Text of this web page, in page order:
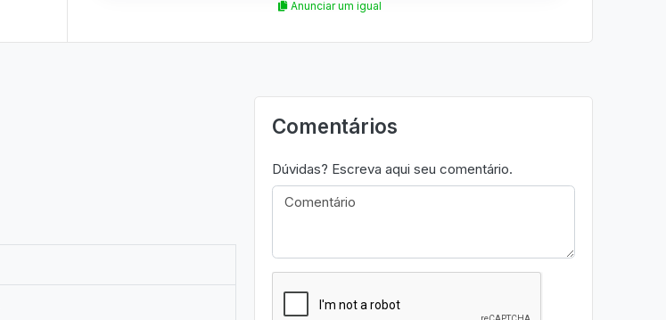
Anunciar um igual
Comentários
Dúvidas? Escreva aqui seu comentário.